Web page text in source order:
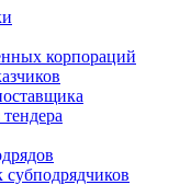
корпораций
субподрядчиков